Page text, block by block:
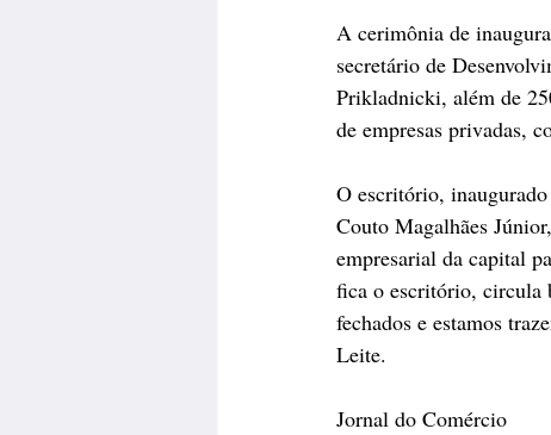
A cerimônia de
secretário de
Prikladnicki, além de
de empresas privadas,
O escritório,
Couto Magalhães
empresarial da capital
fica o escritório, circula
fechados e estamos
Leite.
Jornal do Comércio